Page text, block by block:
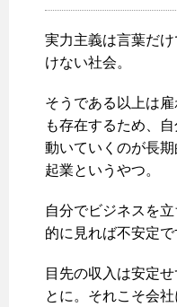
実力主義は言葉だ
けない社会。
そうである以上は
も存在するため、
動いていくのが長
起業というやつ。
自分でビジネスを
的に見れば不安定で
目先の収入は安定
とに。それこそ会